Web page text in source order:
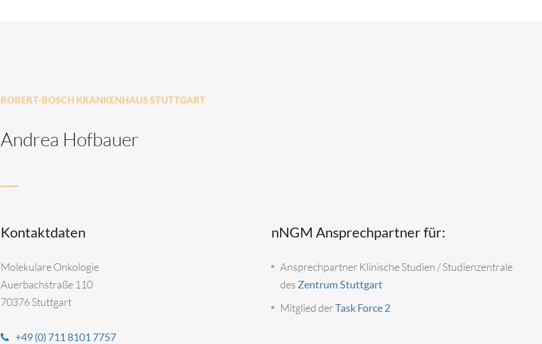
ROBERT-BOSCH KRANKENHAUS STUTTGART
Andrea Hofbauer
Kontaktdaten
Molekulare Onkologie
Auerbachstraße 110
70376 Stuttgart
+49 (0) 711 8101 7757
nNGM Ansprechpartner für:
Ansprechpartner Klinische Studien / Studienzentrale
des Zentrum Stuttgart
Mitglied derTask Force 2